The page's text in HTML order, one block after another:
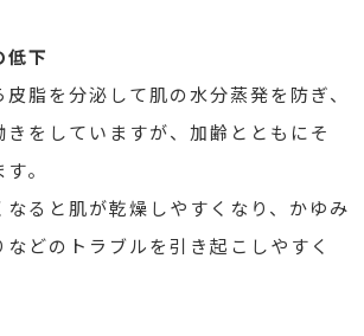
下
脂を分泌して肌の水分蒸発を防ぎ、
きをしていますが、加齢とともにそ
。
なると肌が乾燥しやすくなり、かゆみ
どのトラブルを引き起こしやすく